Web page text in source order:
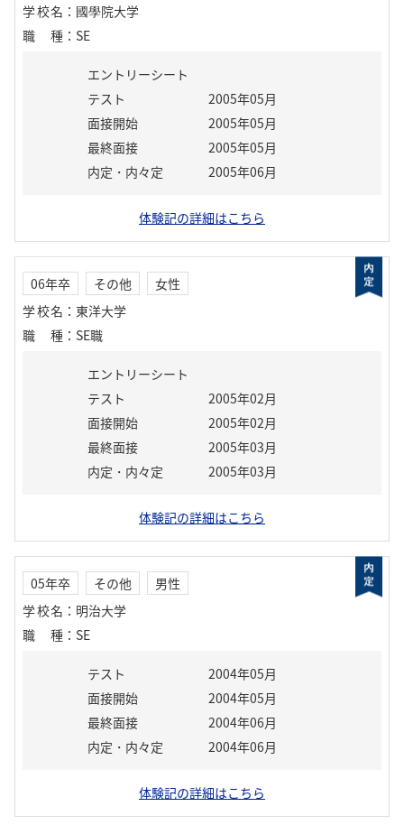
学校名 ： 國學院大学
職種 ： SE
エントリーシート
テスト
2005年05月
面接開始
2005年05月
最終面接
2005年05月
内定・内々定
2005年06月
体験記の詳細はこちら
06年卒 その他
女性
学校名 ： 東洋大学
職種 ： SE職
エントリーシート
テスト
2005年02月
面接開始
2005年02月
最終面接
2005年03月
内定・内々定
2005年03月
体験記の詳細はこちら
05年卒 その他
男性
学校名 ： 明治大学
職種 ： SE
テスト
2004年05月
面接開始
2004年05月
最終面接
2004年06月
内定・内々定
2004年06月
体験記の詳細はこちら